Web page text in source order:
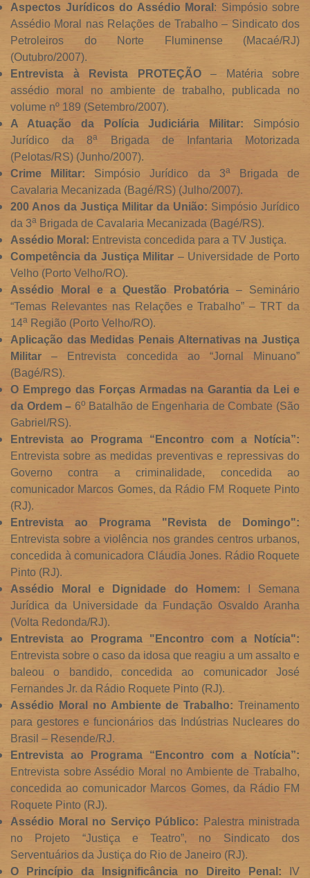
Aspectos Jurídicos do Assédio Moral : Simpósio sobre
Assédio Moral nas Relações de Trabalho – Sindicato dos
Petroleiros do Norte Fluminense (Macaé/RJ)
(Outubro/2007).
Entrevista à Revista PROTEÇÃO – Matéria sobre
assédio moral no ambiente de trabalho, publicada no
volume nº 189 (Setembro/2007).
A Atuação da Polícia Judiciária Militar: Simpósio
Jurídico da 8a
Brigada de Infantaria Motorizada
(Pelotas/RS) (Junho/2007).
Crime Militar: Simpósio Jurídico da 3aBrigada de
Cavalaria Mecanizada (Bagé/RS) (Julho/2007).
200 Anos da Justiça Militar da União: Simpósio Jurídico
da 3a Brigada de Cavalaria Mecanizada (Bagé/RS).
Assédio Moral: Entrevista concedida para a TV Justiça.
Competência da Justiça Militar – Universidade de Porto
Velho (Porto Velho/RO).
Assédio Moral e a Questão Probatória– Seminário
“Temas Relevantes nas Relações e Trabalho” – TRT da
14a Região (Porto Velho/RO).
Aplicação das Medidas Penais Alternativas na Justiça
Militar– Entrevista concedida ao “Jornal Minuano”
(Bagé/RS).
O Emprego das Forças Armadas na Garantia da Lei e
da Ordem – 6o Batalhão de Engenharia de Combate (São
Gabriel/RS).
Entrevista ao Programa “Encontro com a Notícia”:
Entrevista sobre as medidas preventivas e repressivas do
Governo contra a criminalidade, concedida ao
comunicador Marcos Gomes, da Rádio FM Roquete Pinto
(RJ).
Entrevista ao Programa "Revista de Domingo":
Entrevista sobre a violência nos grandes centros urbanos,
concedida à comunicadora Cláudia Jones. Rádio Roquete
Pinto (RJ).
Assédio Moral e Dignidade do Homem: I Semana
Jurídica da Universidade da Fundação Osvaldo Aranha
(Volta Redonda/RJ).
Entrevista ao Programa "Encontro com a Notícia":
Entrevista sobre o caso da idosa que reagiu a um assalto e
baleou o bandido, concedida ao comunicador José
Fernandes Jr. da Rádio Roquete Pinto (RJ).
Assédio Moral no Ambiente de Trabalho: Treinamento
para gestores e funcionários das Indústrias Nucleares do
Brasil – Resende/RJ.
Entrevista ao Programa “Encontro com a Notícia”:
Entrevista sobre Assédio Moral no Ambiente de Trabalho,
concedida ao comunicador Marcos Gomes, da Rádio FM
Roquete Pinto (RJ).
Assédio Moral no Serviço Público: Palestra ministrada
no Projeto “Justiça e Teatro”, no Sindicato dos
Serventuários da Justiça do Rio de Janeiro (RJ).
O Princípio da Insignificância no Direito Penal: IV